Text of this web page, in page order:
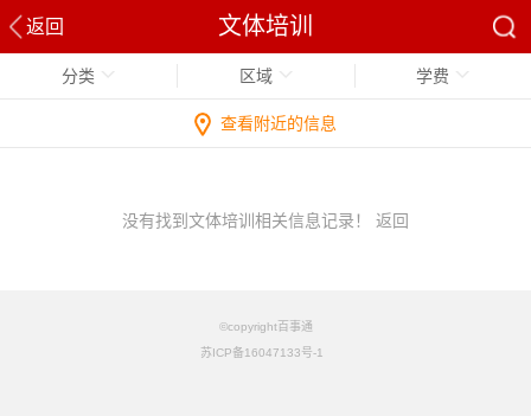
返回 文体培训
分类 区域 学费
查看附近的信息
没有找到文体培训相关信息记录！ 返回
©copyright百事通
苏ICP备16047133号-1